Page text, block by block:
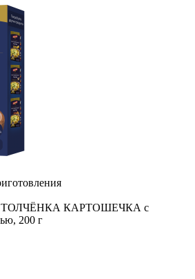
ТОЛЧЁНКА КАРТОШЕЧКА с
200 г